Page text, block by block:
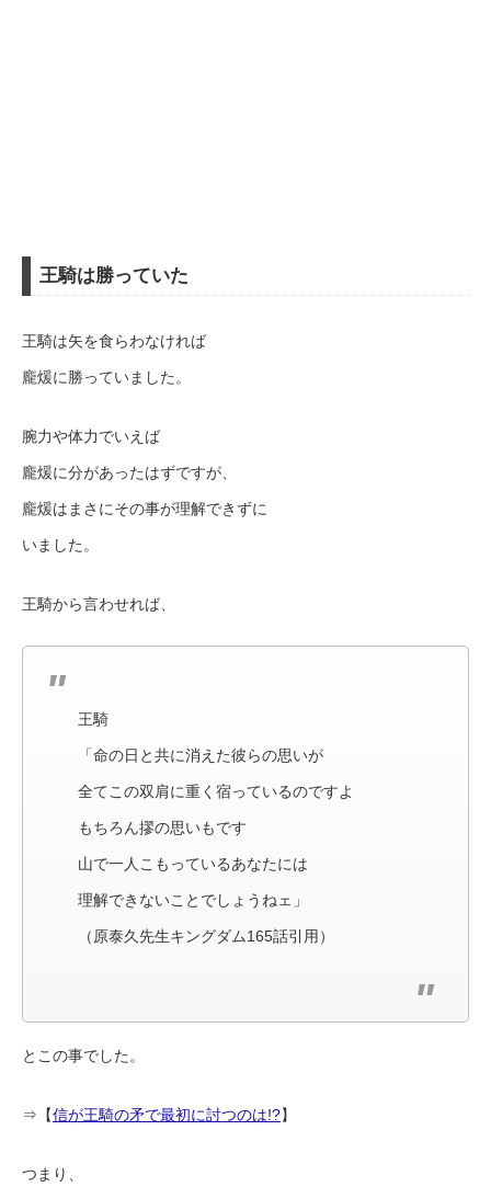
王騎は勝っていた
王騎は矢を食らわなければ
龐煖に勝っていました。
腕力や体力でいえば
龐煖に分があったはずですが、
龐煖はまさにその事が理解できずに
いました。
王騎から言わせれば、
王騎
「命の日と共に消えた彼らの思いが
全てこの双肩に重く宿っているのですよ
もちろん摎の思いもです
山で一人こもっているあなたには
理解できないことでしょうねェ」
（原泰久先生キングダム165話引用）
とこの事でした。
⇒【信が王騎の矛で最初に討つのは!?】
つまり、